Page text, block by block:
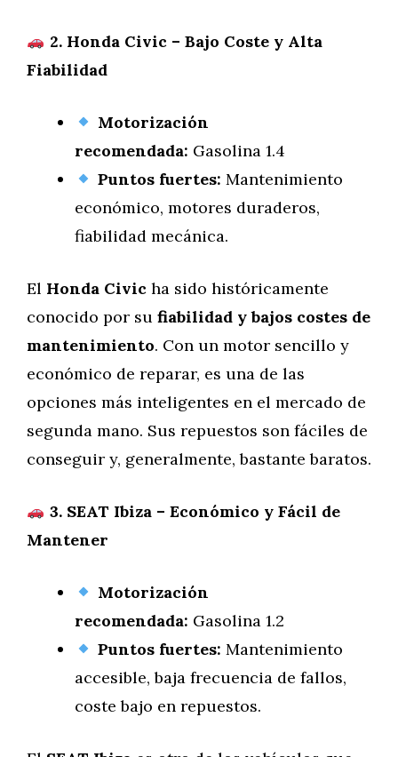
2. Honda Civic – Bajo Coste y Alta
Fiabilidad
Motorización
recomendada: Gasolina 1.4
Puntos fuertes: Mantenimiento
económico, motores duraderos,
fiabilidad mecánica.
El Honda Civic ha sido históricamente
conocido por su fiabilidad y bajos costes de
mantenimiento. Con un motor sencillo y
económico de reparar, es una de las
opciones más inteligentes en el mercado de
segunda mano. Sus repuestos son fáciles de
conseguir y, generalmente, bastante baratos.
3. SEAT Ibiza – Económico y Fácil de
Mantener
Motorización
recomendada: Gasolina 1.2
Puntos fuertes: Mantenimiento
accesible, baja frecuencia de fallos,
coste bajo en repuestos.